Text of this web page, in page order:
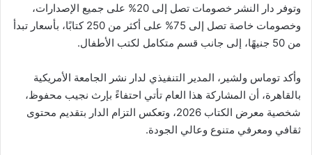
وتوفر دار النشر خصومات تصل إلى 20% على جميع الإصدارات،
وخصومات خاصة تصل إلى 75% على أكثر من 250 كتابًا، بأسعار تبدأ
من 50 جنيهًا، إلى جانب قسم متكامل لكتب الأطفال.
وأكد توماس ولشير، المدير التنفيذي لدار نشر الجامعة الأمريكية
بالقاهرة، أن المشاركة هذا العام تأتي احتفاءً بإرث نجيب محفوظ،
شخصية معرض الكتاب 2026، وتعكس التزام الدار بتقديم محتوى
ثقافي ومعرفي متنوع وعالي الجودة.